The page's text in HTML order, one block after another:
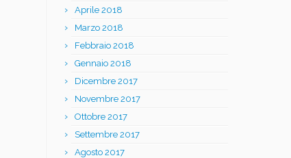
Aprile 2018
Marzo 2018
Febbraio 2018
Gennaio 2018
Dicembre 2017
Novembre 2017
Ottobre 2017
Settembre 2017
Agosto 2017